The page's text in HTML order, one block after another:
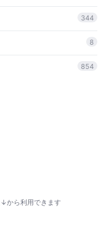
344
8
854
から利用できます